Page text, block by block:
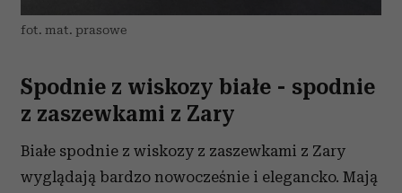
fot. mat. prasowe
Spodnie z wiskozy białe - spodnie
z zaszewkami z Zary
Białe spodnie z wiskozy z zaszewkami z Zary
wyglądają bardzo nowocześnie i elegancko. Mają